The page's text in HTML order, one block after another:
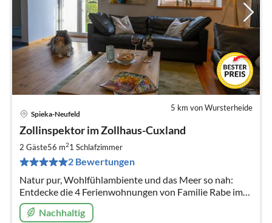
5 km von Wursterheide
Spieka-Neufeld
Zollinspektor im Zollhaus-Cuxland
2 Gäste56 m21 Schlafzimmer
2 Bewertungen
Natur pur, Wohlfühlambiente und das Meer so nah:
Entdecke die 4 Ferienwohnungen von Familie Rabe im
historischen Zollhaus für deinen Urlaub an der Wurster
Nordseeküste.
Nachhaltig